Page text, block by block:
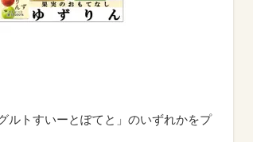
ルトすいーとぽてと」のいずれかをプ